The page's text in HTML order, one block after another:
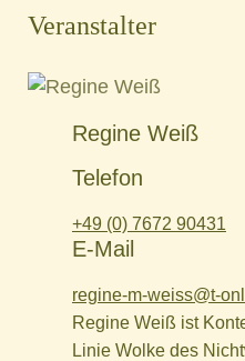
Veranstalter
Regine Weiß
Telefon
+49 (0) 7672 90431‬
E-Mail
regine-m-weiss@t-
Regine Weiß ist
Linie Wolke des